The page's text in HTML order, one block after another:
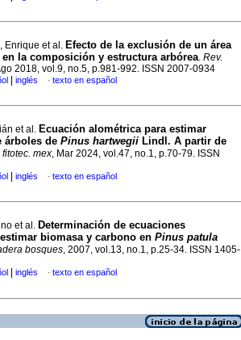
Enrique et al. Efecto de la exclusión de un área
la composición y estructura arbórea. Rev.
2018, vol.9, no.5, p.981-992. ISSN 2007-0934
inglés · texto en español
et al. Ecuación alométrica para estimar
árboles de Pinus hartwegii Lindl. A partir de
fitotec. mex, Mar 2024, vol.47, no.1, p.70-79. ISSN
inglés · texto en español
et al. Determinación de ecuaciones
biomasa y carbono en Pinus patula
bosques, 2007, vol.13, no.1, p.25-34. ISSN 1405-
inglés · texto en español